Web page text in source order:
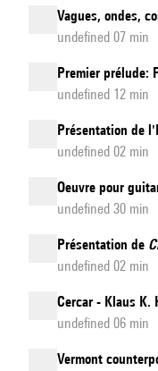
Vagues, ondes,
undefined 07 min
Premier prélude:
undefined 12 min
Présentation de
undefined 02 min
Oeuvre pour
undefined 30 min
Présentation de
undefined 02 min
Cercar - Klaus K.
undefined 06 min
Vermont